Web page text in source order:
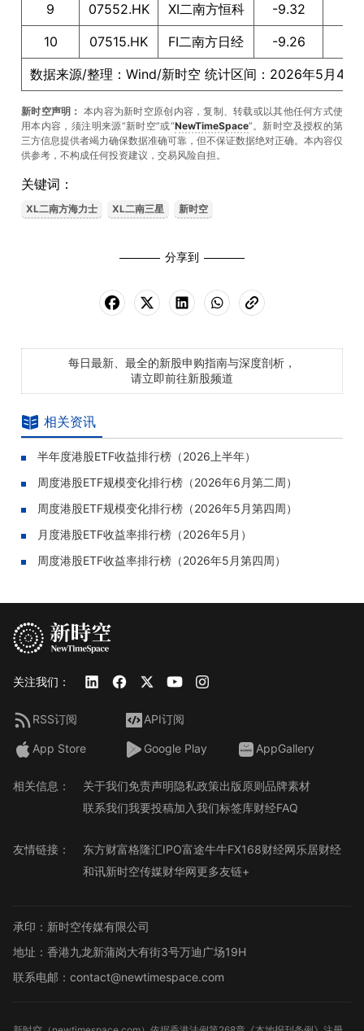
9
07552.HK XI二南方恒科 -9.32
10
07515.HK FI二南方日经 -9.26
数据来源/整理：Wind/新时空 统计区间：2026年5月4日
新时空声明： 本内容为新时空原创内容，复制、转载或以其他任何方式使
用本内容，须注明来源“新时空”或“NewTimeSpace”。新时空及授权的第
三方信息提供者竭力确保数据准确可靠，但不保证数据绝对正确。本內容仅
供参考，不构成任何投资建议，交易风险自担。
关键词：
XL二南方海力士 XL二南三星 新时空
分享到
每日最新、最全的新股申购指南与深度剖析，
请立即前往新股频道
相关资讯
半年度港股ETF收益排行榜（2026上半年）
周度港股ETF规模变化排行榜（2026年6月第二周）
周度港股ETF规模变化排行榜（2026年5月第四周）
月度港股ETF收益率排行榜（2026年5月）
周度港股ETF收益率排行榜（2026年5月第四周）
关注我们：
RSS订阅 API订阅
App Store Google Play AppGallery
相关信息： 关于我们免责声明隐私政策出版原则品牌素材
联系我们我要投稿加入我们标签库财经FAQ
友情链接： 东方财富格隆汇IPO富途牛牛FX168财经网乐居财经
和讯新时空传媒财华网更多友链+
承印：新时空传媒有限公司
地址：香港九龙新蒲岗大有街3号万迪广场19H
联系电邮：contact@newtimespace.com